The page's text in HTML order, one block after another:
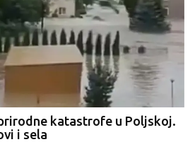
katastrofe u Poljskoj.
i sela